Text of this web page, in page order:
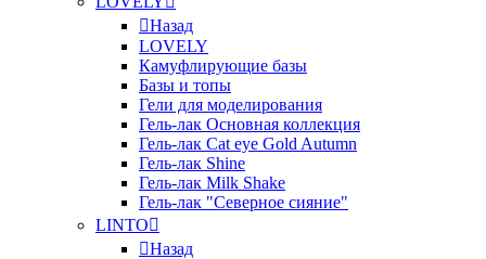
Назад
LOVELY
Камуфлирующие базы
Базы и топы
Гели для моделирования
Гель-лак Основная коллекция
Гель-лак Cat eye Gold Autumn
Гель-лак Shine
Гель-лак Milk Shake
Гель-лак "Северное сияние"
LINTO
Назад